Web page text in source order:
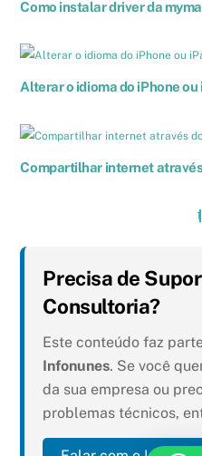
Como instalar driver da
Alterar o idioma do iPhone
Compartilhar internet
1
Precisa de
Consultoria?
Este conteúdo faz
Infonunes. Se você
da sua empresa ou
problemas técnicos,